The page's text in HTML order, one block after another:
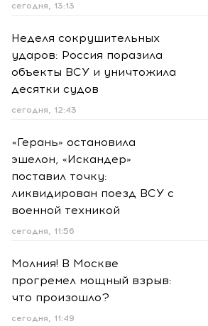
сегодня, 13:13
Неделя сокрушительных
ударов: Россия поразила
объекты ВСУ и уничтожила
десятки судов
сегодня, 12:43
«Герань» остановила
эшелон, «Искандер»
поставил точку:
ликвидирован поезд ВСУ с
военной техникой
сегодня, 11:56
Молния! В Москве
прогремел мощный взрыв:
что произошло?
сегодня, 11:49